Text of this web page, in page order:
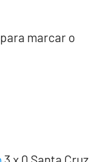
marcar o